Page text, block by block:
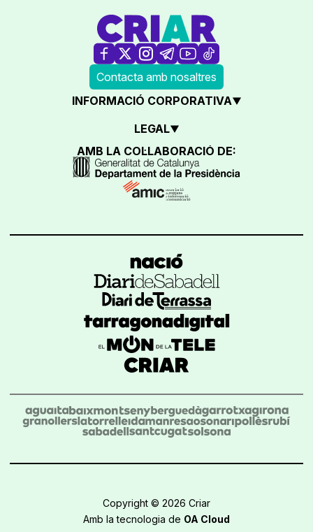
Contacta amb nosaltres
INFORMACIÓ CORPORATIVA
LEGAL
AMB LA COL·LABORACIÓ DE:
Copyright © 2026 Criar
Amb la tecnologia de OA Cloud